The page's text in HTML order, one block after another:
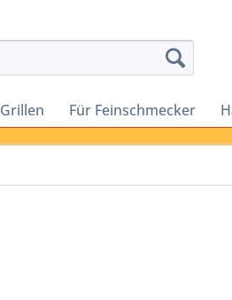
Grillen Für Feinschmecker